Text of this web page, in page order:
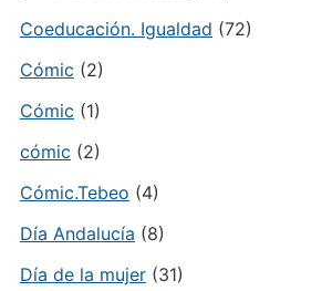
Coeducación. Igualdad (72)
Cómic (2)
Cómic (1)
cómic (2)
Cómic.Tebeo (4)
Día Andalucía (8)
Día de la mujer(31)